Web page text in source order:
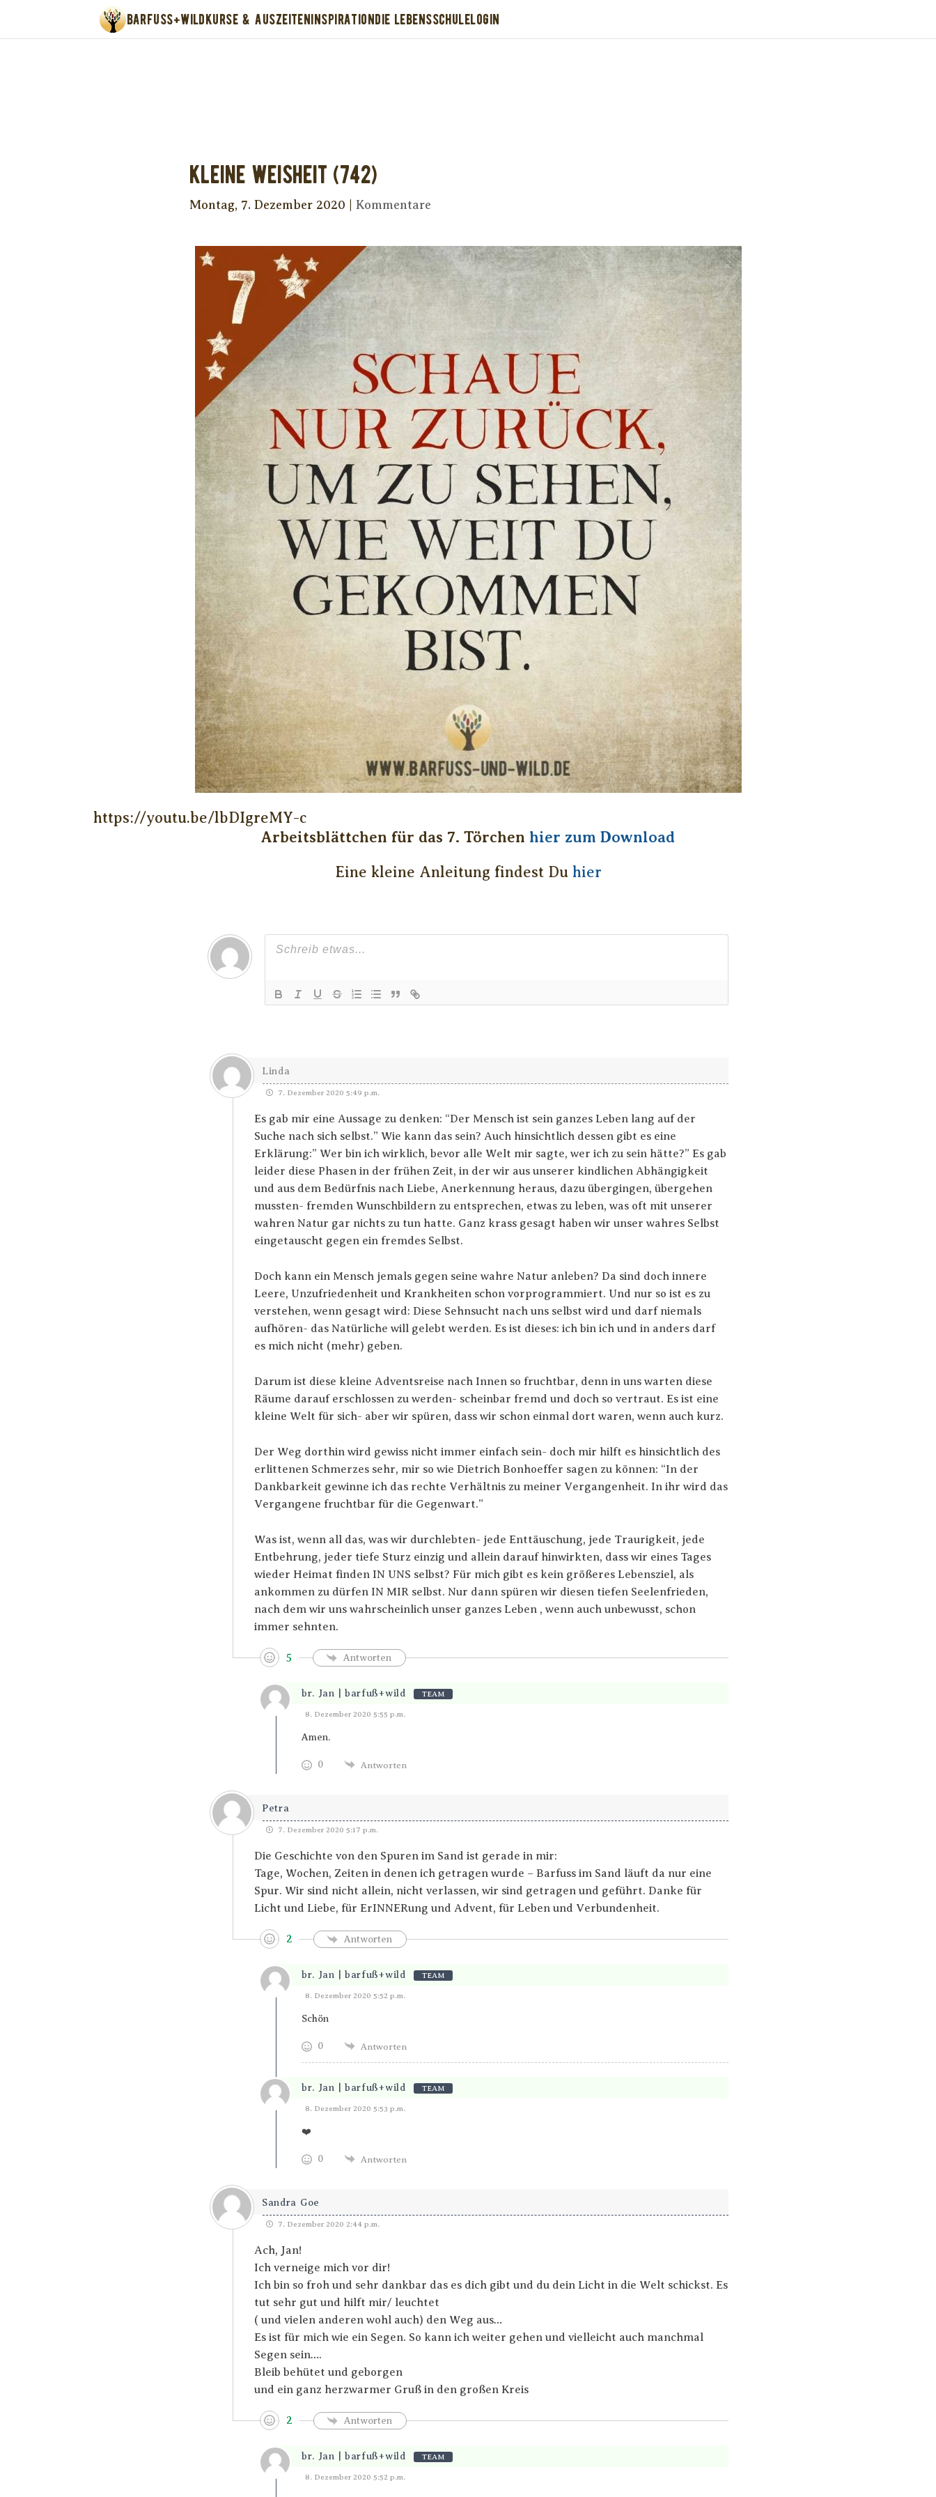
BARFUSS+WILDKURSE & AUSZEITENINSPIRATIONDIE LEBENSSCHULELOGIN
Kleine Weisheit (742)
Montag, 7. Dezember 2020 Kommentare
https://youtu.be/lbDIgreMY-c
Arbeitsblättchen für das 7. Törchen hier zum Download
Eine kleine Anleitung findest Du hier
Linda
7. Dezember 2020 5:49 p.m.
Es gab mir eine Aussage zu denken: “Der Mensch ist sein ganzes Leben lang auf der
Suche nach sich selbst.” Wie kann das sein? Auch hinsichtlich dessen gibt es eine
Erklärung:” Wer bin ich wirklich, bevor alle Welt mir sagte, wer ich zu sein hätte?” Es gab
leider diese Phasen in der frühen Zeit, in der wir aus unserer kindlichen Abhängigkeit
und aus dem Bedürfnis nach Liebe, Anerkennung heraus, dazu übergingen, übergehen
mussten- fremden Wunschbildern zu entsprechen, etwas zu leben, was oft mit unserer
wahren Natur gar nichts zu tun hatte. Ganz krass gesagt haben wir unser wahres Selbst
eingetauscht gegen ein fremdes Selbst.
Doch kann ein Mensch jemals gegen seine wahre Natur anleben? Da sind doch innere
Leere, Unzufriedenheit und Krankheiten schon vorprogrammiert. Und nur so ist es zu
verstehen, wenn gesagt wird: Diese Sehnsucht nach uns selbst wird und darf niemals
aufhören- das Natürliche will gelebt werden. Es ist dieses: ich bin ich und in anders darf
es mich nicht (mehr) geben.
Darum ist diese kleine Adventsreise nach Innen so fruchtbar, denn in uns warten diese
Räume darauf erschlossen zu werden- scheinbar fremd und doch so vertraut. Es ist eine
kleine Welt für sich- aber wir spüren, dass wir schon einmal dort waren, wenn auch kurz.
Der Weg dorthin wird gewiss nicht immer einfach sein- doch mir hilft es hinsichtlich des
erlittenen Schmerzes sehr, mir so wie Dietrich Bonhoeffer sagen zu können: “In der
Dankbarkeit gewinne ich das rechte Verhältnis zu meiner Vergangenheit. In ihr wird das
Vergangene fruchtbar für die Gegenwart.”
Was ist, wenn all das, was wir durchlebten- jede Enttäuschung, jede Traurigkeit, jede
Entbehrung, jeder tiefe Sturz einzig und allein darauf hinwirkten, dass wir eines Tages
wieder Heimat finden IN UNS selbst? Für mich gibt es kein größeres Lebensziel, als
ankommen zu dürfen IN MIR selbst. Nur dann spüren wir diesen tiefen Seelenfrieden,
nach dem wir uns wahrscheinlich unser ganzes Leben , wenn auch unbewusst, schon
immer sehnten.
5 Antworten
br. Jan | barfuß+wild TEAM
Antworten
8. Dezember 2020 5:55 p.m.
Amen.
0 Antworten
Petra
7. Dezember 2020 5:17 p.m.
Die Geschichte von den Spuren im Sand ist gerade in mir:
Tage, Wochen, Zeiten in denen ich getragen wurde – Barfuss im Sand läuft da nur eine
Spur. Wir sind nicht allein, nicht verlassen, wir sind getragen und geführt. Danke für
Licht und Liebe, für ErINNERung und Advent, für Leben und Verbundenheit.
2 Antworten
br. Jan | barfuß+wild TEAM
Antworten
8. Dezember 2020 5:52 p.m.
Schön
0 Antworten
br. Jan | barfuß+wild TEAM
Antworten
8. Dezember 2020 5:53 p.m.
❤️
0 Antworten
Sandra Goe
7. Dezember 2020 2:44 p.m.
Ach, Jan!
Ich verneige mich vor dir!
Ich bin so froh und sehr dankbar das es dich gibt und du dein Licht in die Welt schickst. Es
tut sehr gut und hilft mir/ leuchtet
( und vielen anderen wohl auch) den Weg aus…
Es ist für mich wie ein Segen. So kann ich weiter gehen und vielleicht auch manchmal
Segen sein….
Bleib behütet und geborgen
und ein ganz herzwarmer Gruß in den großen Kreis
2 Antworten
br. Jan | barfuß+wild TEAM
Antworten
8. Dezember 2020 5:52 p.m.